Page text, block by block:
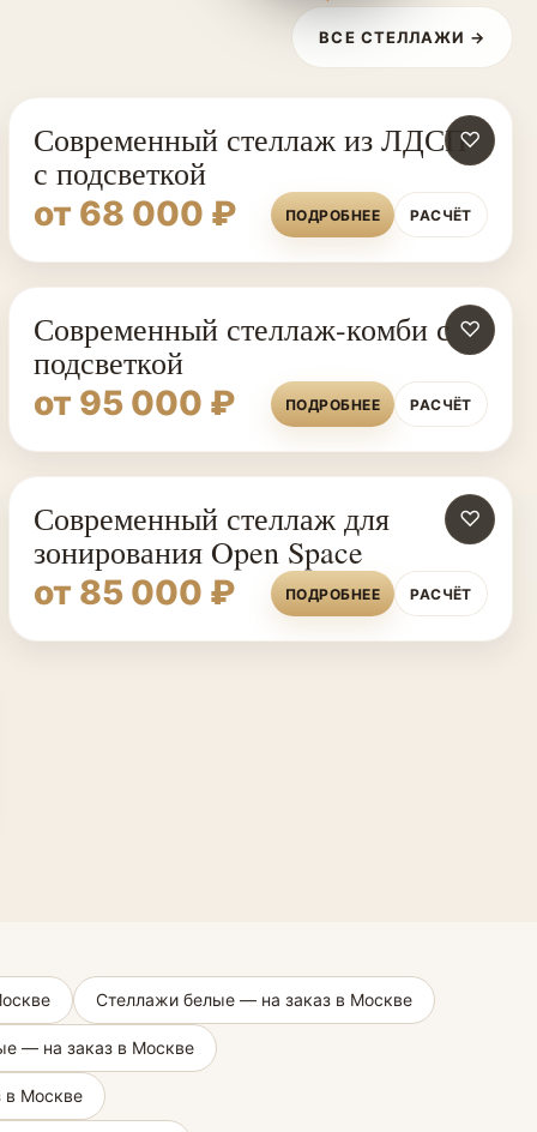
ВСЕ СТЕЛЛАЖИ →
♡
Современный стеллаж из ЛДСП
с подсветкой
от 68 000 ₽
ПОДРОБНЕЕ РАСЧЁТ
♡
Современный стеллаж-комби с
подсветкой
от 95 000 ₽
ПОДРОБНЕЕ РАСЧЁТ
♡
Современный стеллаж для
зонирования Open Space
от 85 000 ₽
ПОДРОБНЕЕ РАСЧЁТ
Стеллажи белые — на заказ в Москве
— на заказ в Москве
в Москве